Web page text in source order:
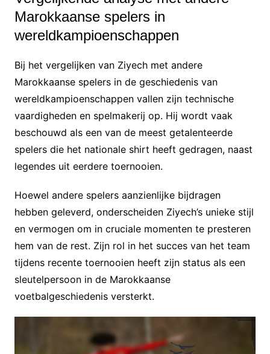
Marokkaanse spelers in
wereldkampioenschappen
Bij het vergelijken van Ziyech met andere
Marokkaanse spelers in de geschiedenis van
wereldkampioenschappen vallen zijn technische
vaardigheden en spelmakerij op. Hij wordt vaak
beschouwd als een van de meest getalenteerde
spelers die het nationale shirt heeft gedragen, naast
legendes uit eerdere toernooien.
Hoewel andere spelers aanzienlijke bijdragen
hebben geleverd, onderscheiden Ziyech’s unieke stijl
en vermogen om in cruciale momenten te presteren
hem van de rest. Zijn rol in het succes van het team
tijdens recente toernooien heeft zijn status als een
sleutelpersoon in de Marokkaanse
voetbalgeschiedenis versterkt.